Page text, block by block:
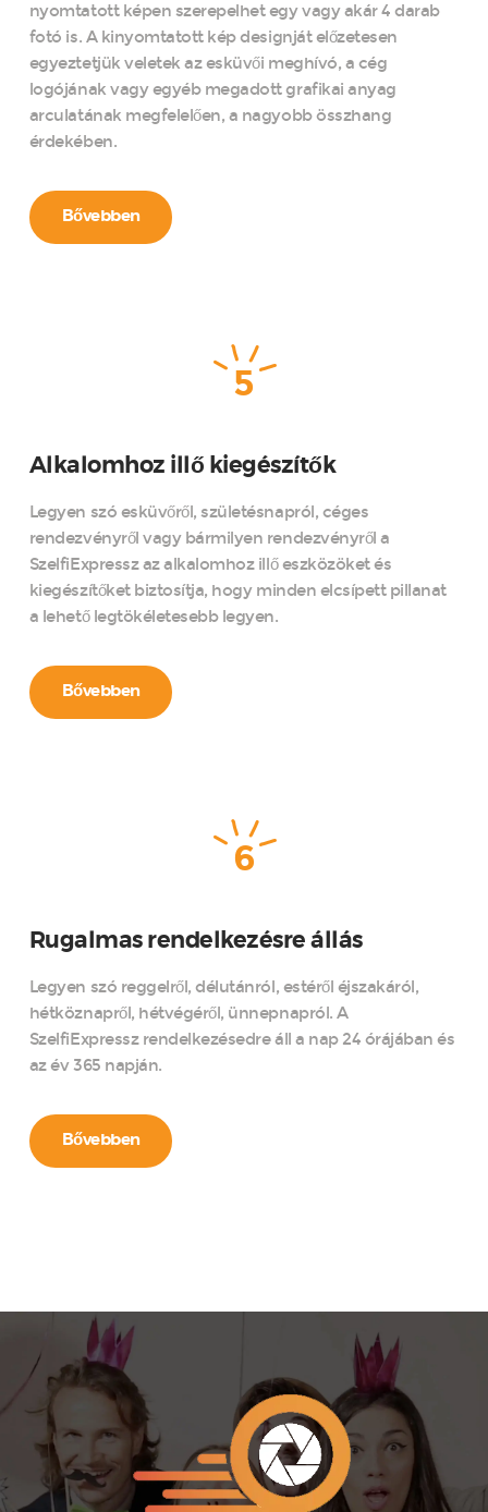
nyomtatott képen szerepelhet egy vagy akár 4 darab
fotó is. A kinyomtatott kép designját előzetesen
egyeztetjük veletek az esküvői meghívó, a cég
logójának vagy egyéb megadott grafikai anyag
arculatának megfelelően, a nagyobb összhang
érdekében.
Bővebben
5
Alkalomhoz illő kiegészítők
Legyen szó esküvőről, születésnapról, céges
rendezvényről vagy bármilyen rendezvényről a
SzelfiExpressz az alkalomhoz illő eszközöket és
kiegészítőket biztosítja, hogy minden elcsípett pillanat
a lehető legtökéletesebb legyen.
Bővebben
6
Rugalmas rendelkezésre állás
Legyen szó reggelről, délutánról, estéről éjszakáról,
hétköznapről, hétvégéről, ünnepnapról. A
SzelfiExpressz rendelkezésedre áll a nap 24 órájában és
az év 365 napján.
Bővebben